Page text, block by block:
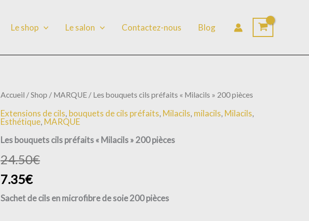
Le shop Le salon Contactez-nous Blog
Accueil /Shop / MARQUE / Les bouquets cils préfaits « Milacils » 200 pièces
Extensions de cils, bouquets de cils préfaits, Milacils, milacils, Milacils,
Esthétique, MARQUE
Les bouquets cils préfaits « Milacils » 200 pièces
24.50€
7.35€
Sachet de cils en microfibre de soie 200 pièces
quantité
Les
bouquets
préfaits
200